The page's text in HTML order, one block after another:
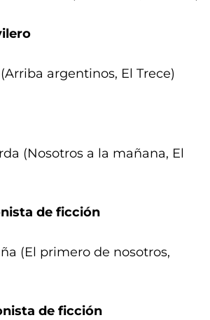
argentinos, El Trece)
(Nosotros a la mañana, El
de ficción
(El primero de nosotros,
de ficción